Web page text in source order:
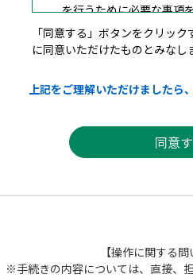
を行うために必要な事項
本システムを利用して
要です。このことを前提
ステムのサービスを提供
みについても、この規約
なします。
「同意する」ボタンをクリッ
に同意いただけたものとみなし
上記をご理解いただけましたら
【操作に関する問
※手続きの内容については、直接、